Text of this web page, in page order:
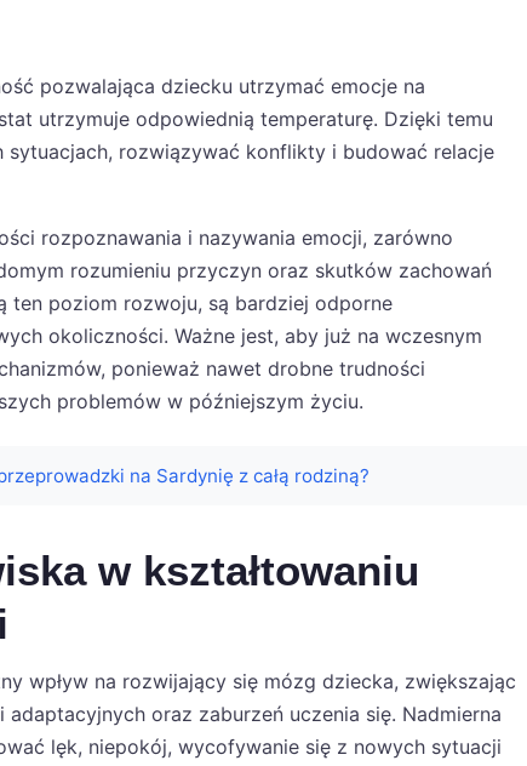
pozwalająca dziecku utrzymać emocje na
utrzymuje odpowiednią temperaturę. Dzięki temu
rozwiązywać konflikty i budować relacje
rozpoznawania i nazywania emocji, zarówno
rozumieniu przyczyn oraz skutków zachowań
ten poziom rozwoju, są bardziej odporne
okoliczności. Ważne jest, aby już na wczesnym
ponieważ nawet drobne trudności
problemów w późniejszym życiu.
na Sardynię z całą rodziną?
w kształtowaniu
wpływ na rozwijający się mózg dziecka, zwiększając
oraz zaburzeń uczenia się. Nadmierna
lęk, niepokój, wycofywanie się z nowych sytuacji